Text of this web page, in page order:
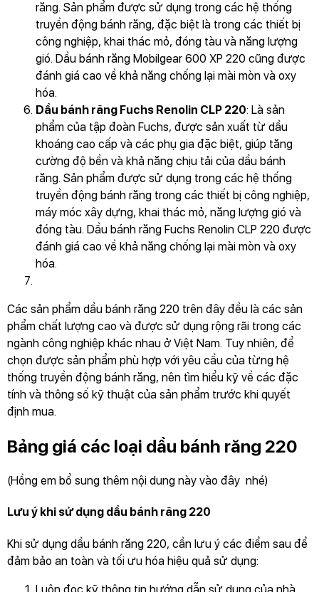
răng. Sản phẩm được sử dụng trong các hệ thống
truyền động bánh răng, đặc biệt là trong các thiết bị
công nghiệp, khai thác mỏ, đóng tàu và năng lượng
gió. Dầu bánh răng Mobilgear 600 XP 220 cũng được
đánh giá cao về khả năng chống lại mài mòn và oxy
hóa.
Dầu bánh răng Fuchs Renolin CLP 220: Là sản
phẩm của tập đoàn Fuchs, được sản xuất từ dầu
khoáng cao cấp và các phụ gia đặc biệt, giúp tăng
cường độ bền và khả năng chịu tải của dầu bánh
răng. Sản phẩm được sử dụng trong các hệ thống
truyền động bánh răng trong các thiết bị công nghiệp,
máy móc xây dựng, khai thác mỏ, năng lượng gió và
đóng tàu. Dầu bánh răng Fuchs Renolin CLP 220 được
đánh giá cao về khả năng chống lại mài mòn và oxy
hóa.
Các sản phẩm dầu bánh răng 220 trên đây đều là các sản
phẩm chất lượng cao và được sử dụng rộng rãi trong các
ngành công nghiệp khác nhau ở Việt Nam. Tuy nhiên, để
chọn được sản phẩm phù hợp với yêu cầu của từng hệ
thống truyền động bánh răng, nên tìm hiểu kỹ về các đặc
tính và thông số kỹ thuật của sản phẩm trước khi quyết
định mua.
Bảng giá các loại dầu bánh răng 220
(Hồng em bổ sung thêm nội dung này vào đây nhé)
Lưu ý khi sử dụng dầu bánh răng 220
Khi sử dụng dầu bánh răng 220, cần lưu ý các điểm sau để
đảm bảo an toàn và tối ưu hóa hiệu quả sử dụng: